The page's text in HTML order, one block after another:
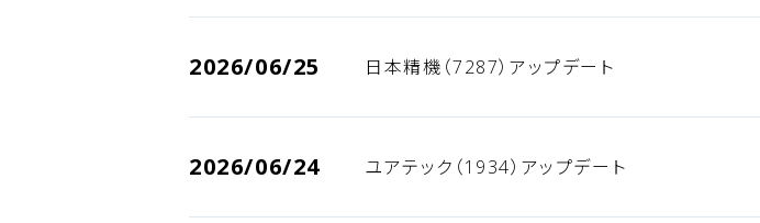
2026/06/25 日本精機（7287）アップデート
2026/06/24 ユアテック（1934）アップデート